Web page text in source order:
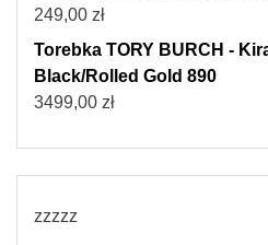
249,00 zł
Torebka TORY BURCH -
Black/Rolled Gold 890
3499,00 zł
zzzzz